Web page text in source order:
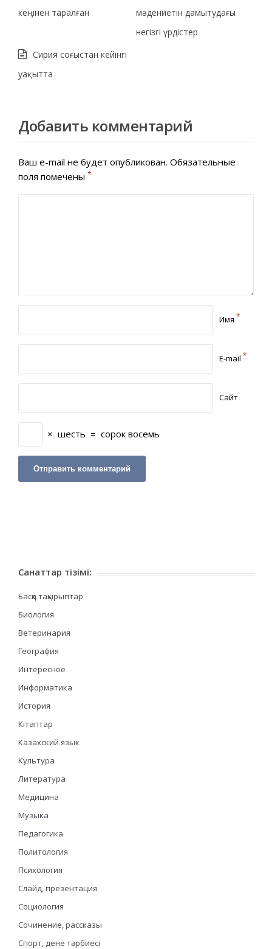
кеңінен таралған
мәдениетін дамытудағы
негізгі үрдістер
Сирия соғыстан кейінгі
уақытта
Добавить комментарий
Ваш e-mail не будет опубликован. Обязательные
поля помечены *
Имя *
E-mail *
Сайт
× шесть = сорок восемь
Санаттар тізімі:
Басқа тақырыптар
Биология
Ветеринария
География
Интересное
Информатика
История
Кітаптар
Казахский язык
Культура
Литература
Медицина
Музыка
Педагогика
Политология
Психология
Слайд, презентация
Социология
Сочинение, рассказы
Спорт, дене тәрбиесі